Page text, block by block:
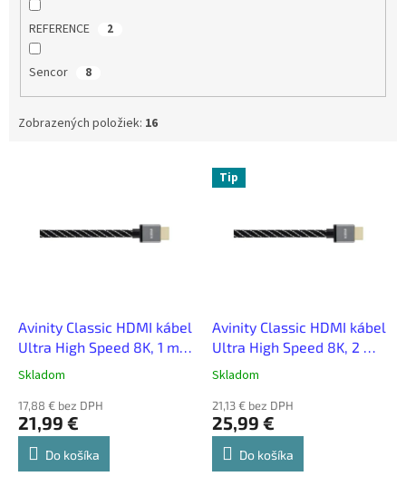
REFERENCE 2
Sencor 8
Zobrazených položiek: 16
Avinity Classic HDMI kábel
Ultra High Speed 8K, 1 m,
kovové konektory,
Skladom
17,88 € bez DPH
21,99 €
Do košíka
Tip
Avinity Classic HDMI kábel
Ultra High Speed 8K, 2 m,
kovové konektory,
Skladom
21,13 € bez DPH
25,99 €
Do košíka